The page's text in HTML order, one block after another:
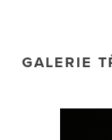
GALERIE